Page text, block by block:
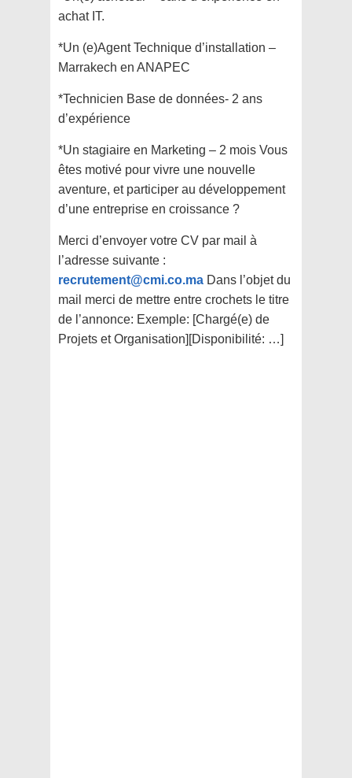
achat IT.
*Un (e)Agent Technique d’installation –
Marrakech en ANAPEC
*Technicien Base de données- 2 ans
d’expérience
*Un stagiaire en Marketing – 2 mois Vous
êtes motivé pour vivre une nouvelle
aventure, et participer au développement
d’une entreprise en croissance ?
Merci d’envoyer votre CV par mail à
l’adresse suivante :
recrutement@cmi.co.ma Dans l’objet du
mail merci de mettre entre crochets le titre
de l’annonce: Exemple: [Chargé(e) de
Projets et Organisation][Disponibilité: …]